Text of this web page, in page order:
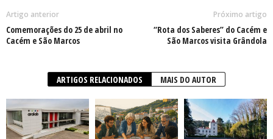
Artigo anterior
Comemorações do 25 de abril no
Cacém e São Marcos
Próximo artigo
“Rota dos Saberes” do Cacém e
São Marcos visita Grândola
ARTIGOS RELACIONADOS MAIS DO AUTOR